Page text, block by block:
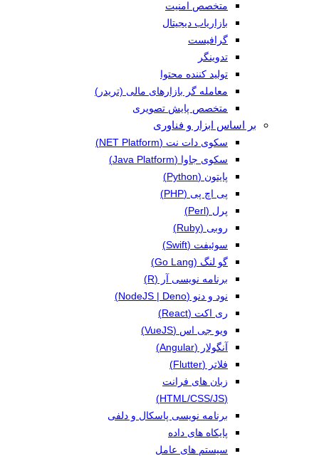
متخصص امنیت
بازاریاب دیجیتال
گرافیست
تدوینگر
تولید کننده محتوا
معامله گر بازارهای مالی (تریدر)
متخصص پایش تصویری
بر اساس ابزار و فناوری
سکوی دات نت (NET Platform)
سکوی جاوا (Java Platform)
پایتون (Python)
پی اچ پی (PHP)
پرل (Perl)
روبی (Ruby)
سوئیفت (Swift)
گو لنگ (Go Lang)
برنامه نویسی آر (R)
نود و دنو (NodeJS | Deno)
ری اکت (React)
ویو جی اس (VueJS)
آنگولار (Angular)
فلاتر (Flutter)
زبان های فرانت
(HTML/CSS/JS)
برنامه نویسی پاسکال و دلفی
پایکاه های داده
سیستم های عامل